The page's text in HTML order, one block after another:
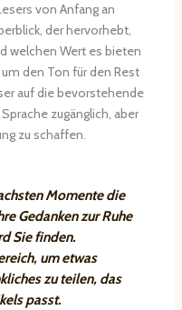
von Anfang an
der hervorhebt,
welchen Wert es bieten
den Ton für den Rest
auf die bevorstehende
zugänglich, aber
zu schaffen.
Momente die
Gedanken zur Ruhe
Sie finden.
um etwas
zu teilen, das
passt.